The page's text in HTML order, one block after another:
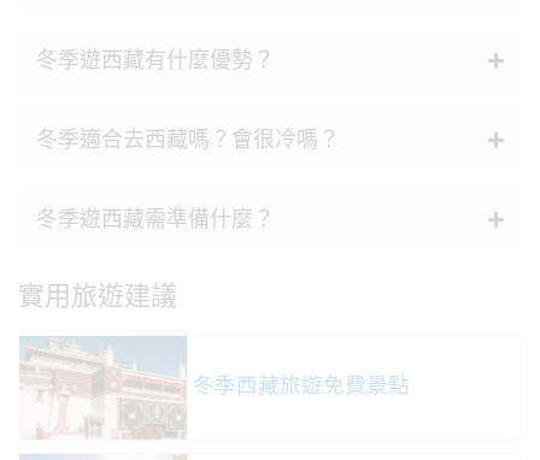
冬季遊西藏有什麼優勢？
冬季適合去西藏嗎？會很冷嗎？
冬季遊西藏需準備什麼？
實用旅遊建議
冬季西藏旅遊免費景點